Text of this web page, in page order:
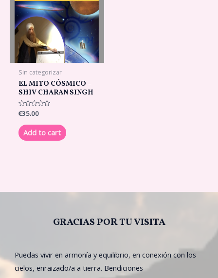
Sin categorizar
EL MITO CÓSMICO –
SHIV CHARAN SINGH
Rated
out
of
5
€35.00
Add to cart
GRACIAS POR TU VISITA
Puedas vivir en armonía y equilibrio, en conexión con los
cielos, enraizado/a a tierra. Bendiciones